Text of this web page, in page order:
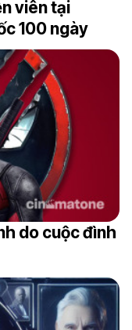
viên tại
100 ngày
do cuộc đình